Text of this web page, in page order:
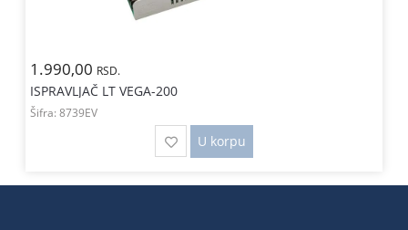
1.990,00 RSD.
ISPRAVLJAČ LT VEGA-200
Šifra: 8739EV
U korpu